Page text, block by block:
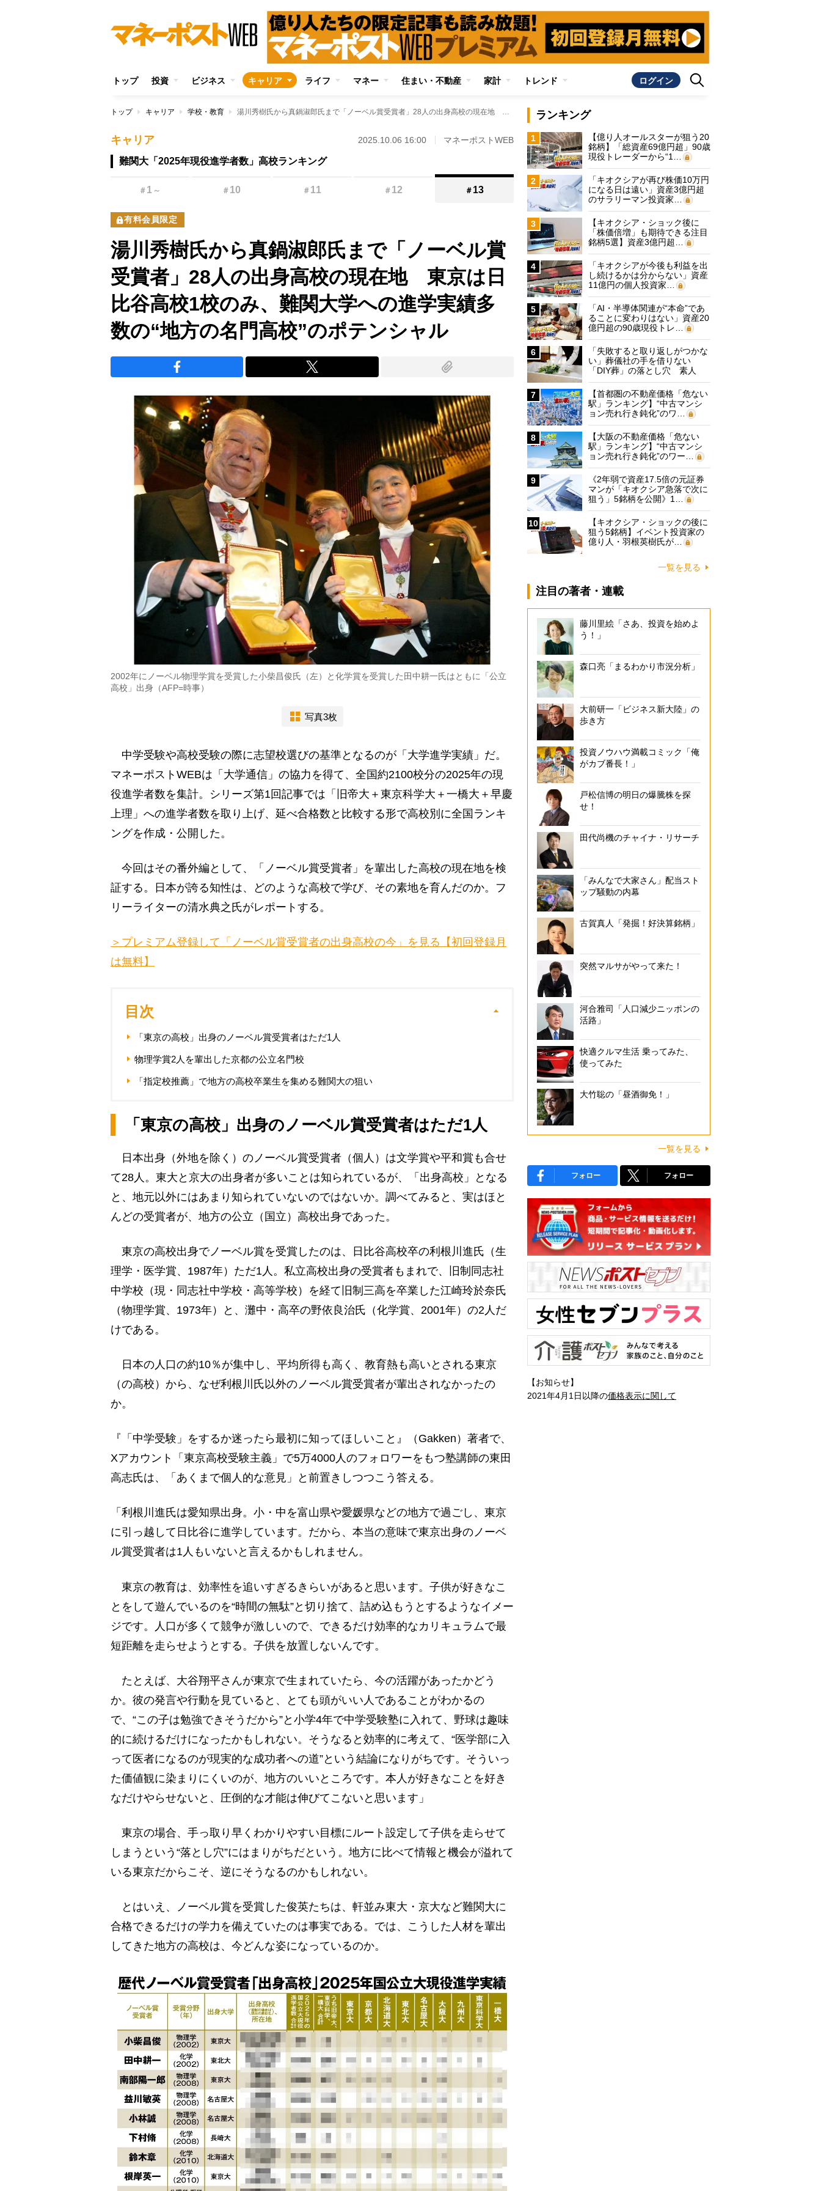
トップ 投資 ビジネス キャリア ライフ マネー 住まい・不動産 家計 トレンド ログイン
トップ キャリア 学校・教育 湯川秀樹氏から真鍋淑郎氏まで「ノーベル賞受賞者」28人の出身高校の現在地 東京は日比谷高校1校のみ、難関大学への進学実績多数の“地方の名門高校”のポテンシャル
キャリア 2025.10.06 16:00 マネーポストWEB
難関大「2025年現役進学者数」高校ランキング
＃ 1 ～ ＃ 10 ＃ 11 ＃ 12 ＃ 13
有料会員限定
湯川秀樹氏から真鍋淑郎氏まで「ノーベル賞
受賞者」28人の出身高校の現在地 東京は日
比谷高校1校のみ、難関大学への進学実績多
数の“地方の名門高校”のポテンシャル
2002年にノーベル物理学賞を受賞した小柴昌俊氏（左）と化学賞を受賞した田中耕一氏はともに「公立
高校」出身（AFP=時事）
写真3枚
中学受験や高校受験の際に志望校選びの基準となるのが「大学進学実績」だ。
マネーポストWEBは「大学通信」の協力を得て、全国約2100校分の2025年の現
役進学者数を集計。シリーズ第1回記事では「旧帝大＋東京科学大＋一橋大＋早慶
上理」への進学者数を取り上げ、延べ合格数と比較する形で高校別に全国ランキ
ングを作成・公開した。
今回はその番外編として、「ノーベル賞受賞者」を輩出した高校の現在地を検
証する。日本が誇る知性は、どのような高校で学び、その素地を育んだのか。フ
リーライターの清水典之氏がレポートする。
＞プレミアム登録して「ノーベル賞受賞者の出身高校の今」を見る【初回登録月
は無料】
目次
「東京の高校」出身のノーベル賞受賞者はただ1人
物理学賞2人を輩出した京都の公立名門校
「指定校推薦」で地方の高校卒業生を集める難関大の狙い
「東京の高校」出身のノーベル賞受賞者はただ1人
日本出身（外地を除く）のノーベル賞受賞者（個人）は文学賞や平和賞も合せ
て28人。東大と京大の出身者が多いことは知られているが、「出身高校」となる
と、地元以外にはあまり知られていないのではないか。調べてみると、実はほと
んどの受賞者が、地方の公立（国立）高校出身であった。
東京の高校出身でノーベル賞を受賞したのは、日比谷高校卒の利根川進氏（生
理学・医学賞、1987年）ただ1人。私立高校出身の受賞者もまれで、旧制同志社
中学校（現・同志社中学校・高等学校）を経て旧制三高を卒業した江崎玲於奈氏
（物理学賞、1973年）と、灘中・高卒の野依良治氏（化学賞、2001年）の2人だ
けである。
日本の人口の約10％が集中し、平均所得も高く、教育熱も高いとされる東京
（の高校）から、なぜ利根川氏以外のノーベル賞受賞者が輩出されなかったの
か。
『「中学受験」をするか迷ったら最初に知ってほしいこと』（Gakken）著者で、
Xアカウント「東京高校受験主義」で5万4000人のフォロワーをもつ塾講師の東田
高志氏は、「あくまで個人的な意見」と前置きしつつこう答える。
「利根川進氏は愛知県出身。小・中を富山県や愛媛県などの地方で過ごし、東京
に引っ越して日比谷に進学しています。だから、本当の意味で東京出身のノーベ
ル賞受賞者は1人もいないと言えるかもしれません。
東京の教育は、効率性を追いすぎるきらいがあると思います。子供が好きなこ
とをして遊んでいるのを“時間の無駄”と切り捨て、詰め込もうとするようなイメー
ジです。人口が多くて競争が激しいので、できるだけ効率的なカリキュラムで最
短距離を走らせようとする。子供を放置しないんです。
たとえば、大谷翔平さんが東京で生まれていたら、今の活躍があったかどう
か。彼の発言や行動を見ていると、とても頭がいい人であることがわかるの
で、“この子は勉強できそうだから”と小学4年で中学受験塾に入れて、野球は趣味
的に続けるだけになったかもしれない。そうなると効率的に考えて、“医学部に入
って医者になるのが現実的な成功者への道”という結論になりがちです。そういっ
た価値観に染まりにくいのが、地方のいいところです。本人が好きなことを好き
なだけやらせないと、圧倒的な才能は伸びてこないと思います」
東京の場合、手っ取り早くわかりやすい目標にルート設定して子供を走らせて
しまうという“落とし穴”にはまりがちだという。地方に比べて情報と機会が溢れて
いる東京だからこそ、逆にそうなるのかもしれない。
とはいえ、ノーベル賞を受賞した俊英たちは、軒並み東大・京大など難関大に
合格できるだけの学力を備えていたのは事実である。では、こうした人材を輩出
してきた地方の高校は、今どんな姿になっているのか。
ランキング
1
【億り人オールスターが狙う20
銘柄】「総資産69億円超」90歳
現役トレーダーから“1…
2
「キオクシアが再び株価10万円
になる日は遠い」資産3億円超
のサラリーマン投資家…
3
【キオクシア・ショック後に
「株価倍増」も期待できる注目
銘柄5選】資産3億円超…
4
「キオクシアが今後も利益を出
し続けるかは分からない」資産
11億円の個人投資家…
5
「AI・半導体関連が“本命”であ
ることに変わりはない」資産20
億円超の90歳現役トレ…
6
「失敗すると取り返しがつかな
い」葬儀社の手を借りない
「DIY葬」の落とし穴 素人
に…
7
【首都圏の不動産価格「危ない
駅」ランキング】“中古マンシ
ョン売れ行き鈍化”のワ…
8
【大阪の不動産価格「危ない
駅」ランキング】“中古マンシ
ョン売れ行き鈍化”のワー…
9
《2年弱で資産17.5倍の元証券
マンが「キオクシア急落で次に
狙う」5銘柄を公開》1…
10
【キオクシア・ショックの後に
狙う5銘柄】イベント投資家の
億り人・羽根英樹氏が…
一覧を見る
注目の著者・連載
藤川里絵「さあ、投資を始めよ
う！」
森口亮「まるわかり市況分析」
大前研一「ビジネス新大陸」の
歩き方
投資ノウハウ満載コミック「俺
がカブ番長！」
戸松信博の明日の爆騰株を探
せ！
田代尚機のチャイナ・リサーチ
「みんなで大家さん」配当スト
ップ騒動の内幕
古賀真人「発掘！好決算銘柄」
突然マルサがやって来た！
河合雅司「人口減少ニッポンの
活路」
快適クルマ生活 乗ってみた、
使ってみた
大竹聡の「昼酒御免！」
一覧を見る
フォロー フォロー
【お知らせ】
2021年4月1日以降の価格表示に関して